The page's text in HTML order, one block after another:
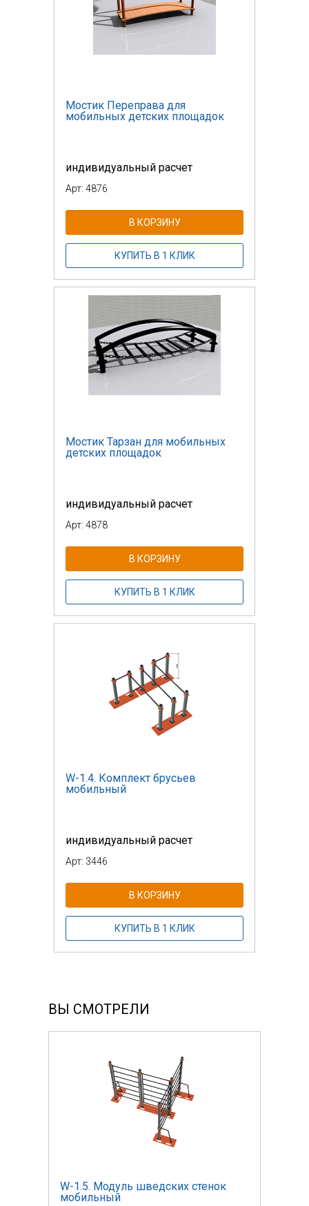
Мостик Переправа для
мобильных детских площадок
индивидуальный расчет
Арт: 4876
В КОРЗИНУ
КУПИТЬ В 1 КЛИК
Мостик Тарзан для мобильных
детских площадок
индивидуальный расчет
Арт: 4878
В КОРЗИНУ
КУПИТЬ В 1 КЛИК
W-1.4. Комплект брусьев
мобильный
индивидуальный расчет
Арт: 3446
В КОРЗИНУ
КУПИТЬ В 1 КЛИК
ВЫ СМОТРЕЛИ
W-1.5. Модуль шведских стенок
мобильный